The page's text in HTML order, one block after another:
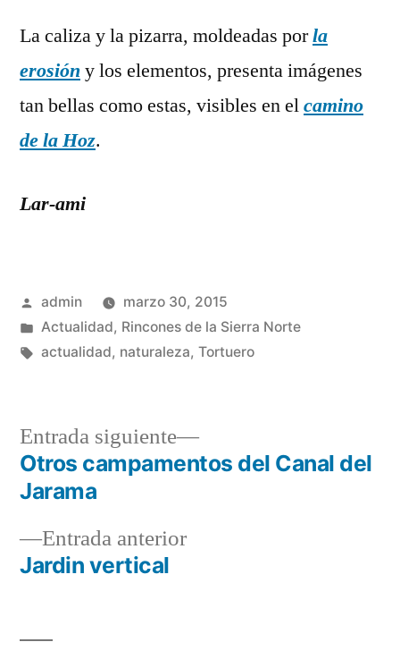
La caliza y la pizarra, moldeadas porla
erosión y los elementos, presenta imágenes
tan bellas como estas, visibles en elcamino
de la Hoz.
Lar-ami
Publicado
por
admin
marzo 30, 2015
Publicado
en
Actualidad, Rincones de la Sierra Norte
Etiquetas:
actualidad, naturaleza, Tortuero
Navegación
entradas
Entrada anteriorEntrada
Jardin vertical
Entrada siguiente
Entrada
siguiente:
Otros campamentos del Canal del
Jarama